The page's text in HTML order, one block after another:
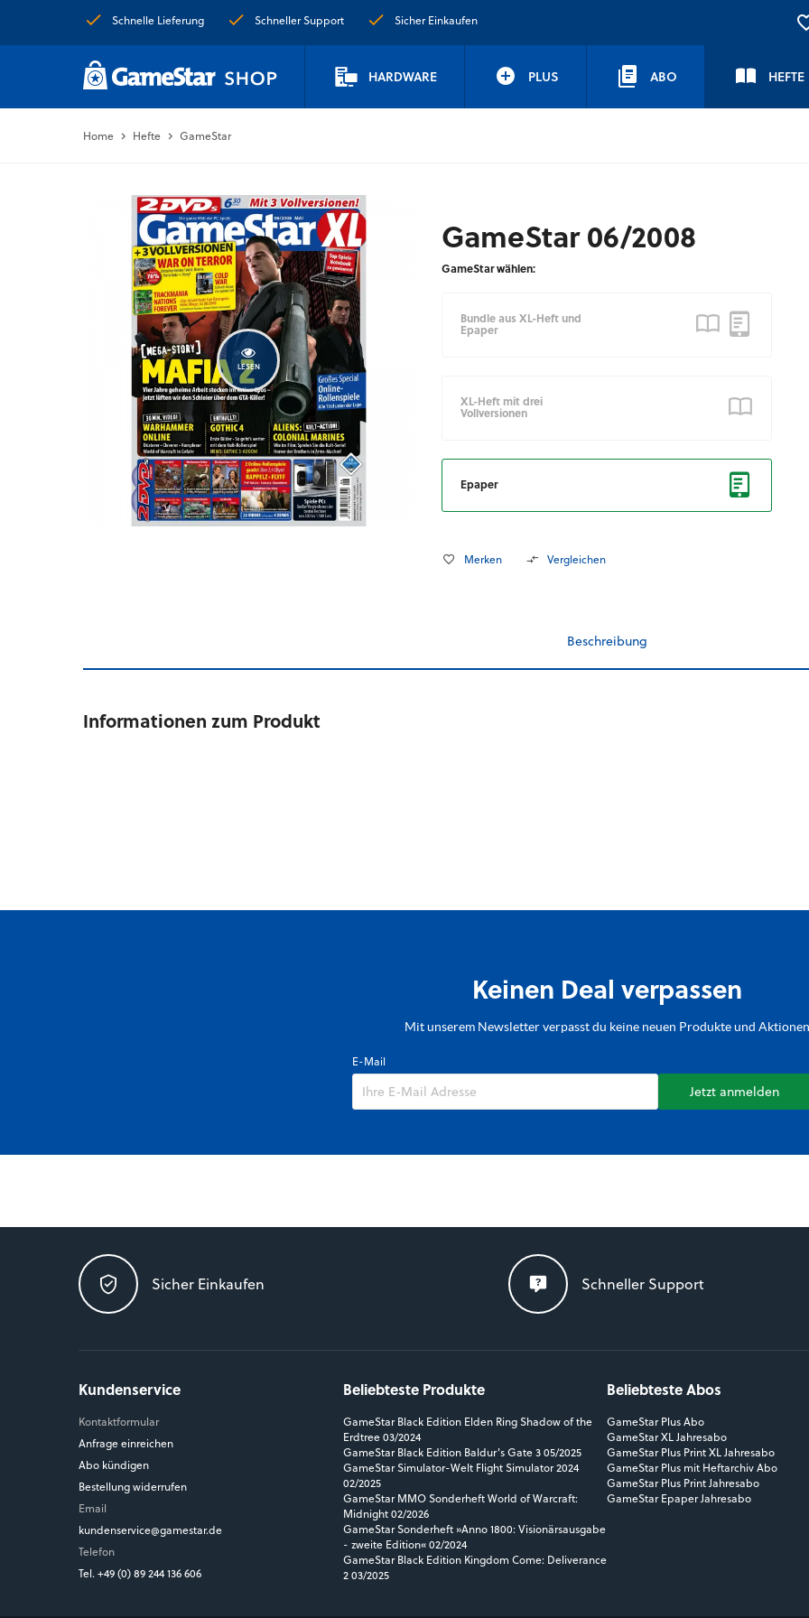
Schnelle Lieferung Schneller Support Sicher Einkaufen
HARDWARE PLUS ABO HEFTE
Home Hefte GameStar
LESEN
GameStar 06/2008
GameStar wählen:
Bundle aus XL-Heft und
Epaper
XL-Heft mit drei
Vollversionen
Epaper
Merken Vergleichen
Beschreibung
Informationen zum Produkt
Keinen Deal verpassen
Mit unserem Newsletter verpasst du keine neuen Produkte und Aktionen
E-Mail
Jetzt anmelden
Sicher Einkaufen Schneller Support
Kundenservice
Kontaktformular
Anfrage einreichen
Abo kündigen
Bestellung widerrufen
Email
kundenservice@gamestar.de
Telefon
Tel. +49 (0) 89 244 136 606
Beliebteste Produkte
GameStar Black Edition Elden Ring Shadow of the
Erdtree 03/2024
GameStar Black Edition Baldur's Gate 3 05/2025
GameStar Simulator-Welt Flight Simulator 2024
02/2025
GameStar MMO Sonderheft World of Warcraft:
Midnight 02/2026
GameStar Sonderheft »Anno 1800: Visionärsausgabe
- zweite Edition« 02/2024
GameStar Black Edition Kingdom Come: Deliverance
2 03/2025
Beliebteste Abos
GameStar Plus Abo
GameStar XL Jahresabo
GameStar Plus Print XL Jahresabo
GameStar Plus mit Heftarchiv Abo
GameStar Plus Print Jahresabo
GameStar Epaper Jahresabo